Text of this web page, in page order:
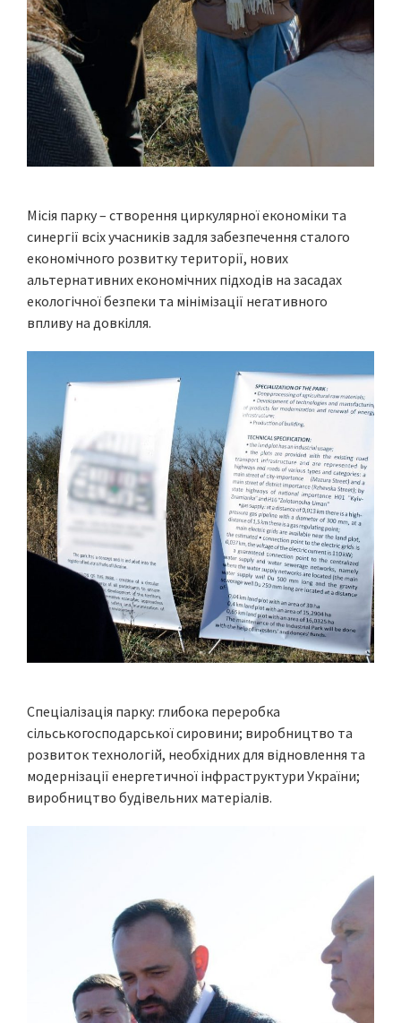
Місія парку – створення циркулярної економіки та
синергії всіх учасників задля забезпечення сталого
економічного розвитку території, нових
альтернативних економічних підходів на засадах
екологічної безпеки та мінімізації негативного
впливу на довкілля.
Спеціалізація парку: глибока переробка
сільськогосподарської сировини; виробництво та
розвиток технологій, необхідних для відновлення та
модернізації енергетичної інфраструктури України;
виробництво будівельних матеріалів.